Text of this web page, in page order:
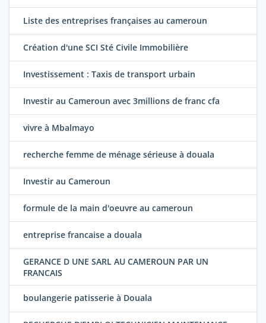
Liste des entreprises françaises au cameroun
Création d'une SCI Sté Civile Immobilière
Investissement : Taxis de transport urbain
Investir au Cameroun avec 3millions de franc cfa
vivre à Mbalmayo
recherche femme de ménage sérieuse à douala
Investir au Cameroun
formule de la main d'oeuvre au cameroun
entreprise francaise a douala
GERANCE D UNE SARL AU CAMEROUN PAR UN
FRANCAIS
boulangerie patisserie à Douala